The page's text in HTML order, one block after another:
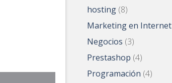
hosting (8)
Marketing en Internet
Negocios (3)
Prestashop (4)
Programación (4)